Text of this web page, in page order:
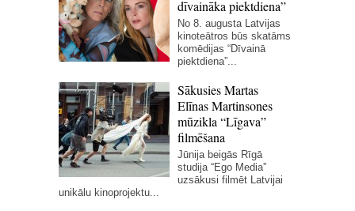
dīvaināka piektdiena”
No 8. augusta Latvijas
kinoteātros būs skatāms
komēdijas “Dīvainā
piektdiena”...
Sākusies Martas
Elīnas Martinsones
mūzikla “Līgava”
filmēšana
Jūnija beigās Rīgā
studija “Ego Media”
uzsākusi filmēt Latvijai
unikālu kinoprojektu...